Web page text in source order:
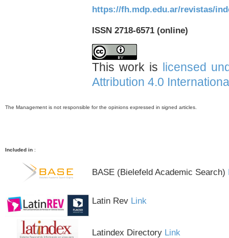
https://fh.mdp.edu.ar/revistas/
ISSN 2718-6571 (online)
This work is licensed
Attribution 4.0
The Management is not responsible for the opinions expressed in signed articles.
Included in :
BASE (Bielefeld Academic Search)
Latin Rev Link
Latindex Directory Link